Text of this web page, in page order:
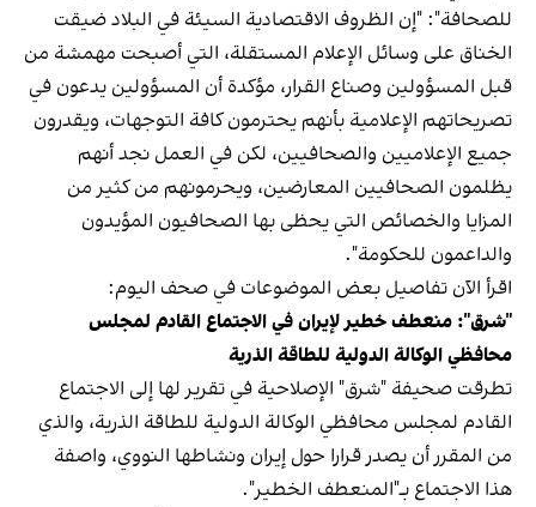
للصحافة": "إن الظروف الاقتصادية السيئة في البلاد ضيقت
الخناق على وسائل الإعلام المستقلة، التي أصبحت مهمشة من
قبل المسؤولين وصناع القرار، مؤكدة أن المسؤولين يدعون في
تصريحاتهم الإعلامية بأنهم يحترمون كافة التوجهات، ويقدرون
جميع الإعلاميين والصحافيين، لكن في العمل نجد أنهم
يظلمون الصحافيين المعارضين، ويحرمونهم من كثير من
المزايا والخصائص التي يحظى بها الصحافيون المؤيدون
والداعمون للحكومة".
اقرأ الآن تفاصيل بعض الموضوعات في صحف اليوم:
"شرق": منعطف خطير لإيران في الاجتماع القادم لمجلس
محافظي الوكالة الدولية للطاقة الذرية
تطرقت صحيفة "شرق" الإصلاحية في تقرير لها إلى الاجتماع
القادم لمجلس محافظي الوكالة الدولية للطاقة الذرية، والذي
من المقرر أن يصدر قرارا حول إيران ونشاطها النووي، واصفة
هذا الاجتماع بـ"المنعطف الخطير".